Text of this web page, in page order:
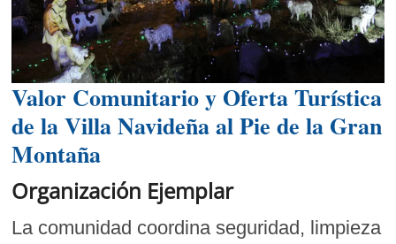
Valor Comunitario y Oferta Turística
de la Villa Navideña al Pie de la Gran
Montaña
Organización Ejemplar
La comunidad coordina seguridad, limpieza